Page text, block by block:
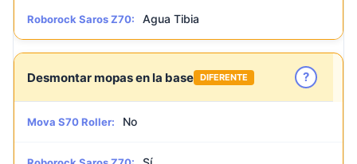
Roborock Saros Z70: Agua Tibia
Desmontar mopas en la base DIFERENTE ?
Mova S70 Roller: No